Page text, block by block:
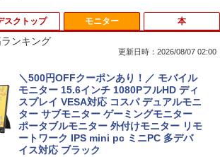
iiyama / ノートPC ゲーミングPC / Note
book Clevo W350SS_370SS / 第4世代C
ore i7 / グラフィックボード NVIDIA Cor
poration GM107M [GeForce GTX 860
M] 2GB / 光学ドライブ CDDVDW SN-20
8FB / メモリ 8GB【中古品】
スクトップ
ポイント10倍 中古パソコン デスクトッ
プパソコン Windows 11【Office付】
【Windows 11 Pro 64Bit搭載】DELL O
ptiplexシリーズ Core i5搭載/4G/新品SS
D 120GB/DVD-ROM/送料無料【オプショ
ン色々有】
モニター
ンキング
更新日時：2026/08/07 02:00
＼500円OFFクーポンあり！／ モバイル
モニター 15.6インチ 1080PフルHD ディ
スプレイ VESA対応 コスパ デュアルモニ
ター サブモニター ゲーミングモニター
ポータブルモニター 外付けモニター リモ
ートワーク IPS mini pc ミニPC 多デバ
イス対応 ブラック
本